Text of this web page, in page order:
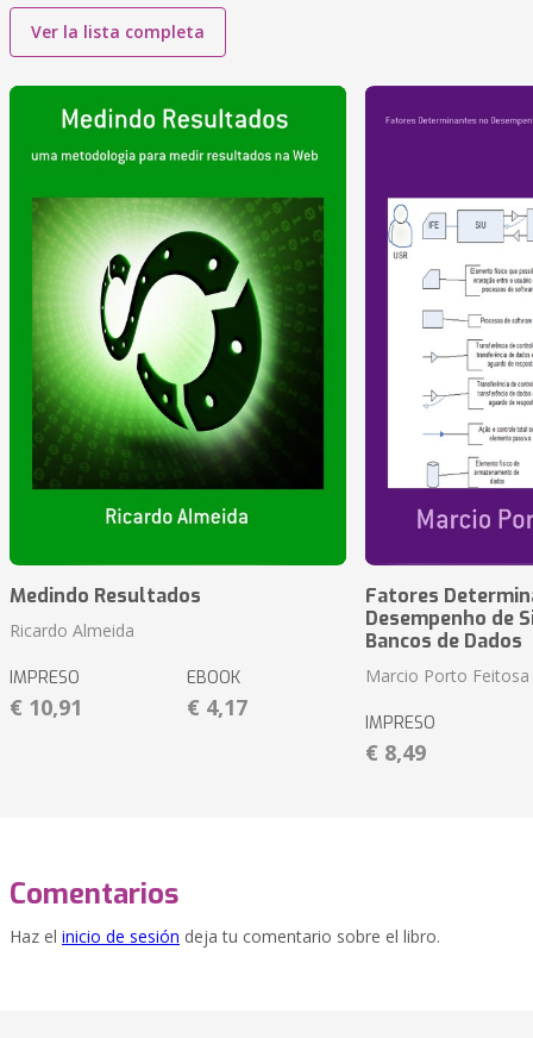
Ver la lista completa
Medindo Resultados
Ricardo Almeida
IMPRESO
€ 10,91
EBOOK
€ 4,17
Fatores
Desempenho de
Bancos de Dados
Marcio Porto Feitosa
IMPRESO
€ 8,49
Comentarios
Haz el inicio de sesión deja tu comentario sobre el libro.